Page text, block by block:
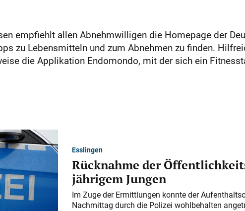
empfiehlt allen Abnehmwilligen die Homepage der
zu Lebensmitteln und zum Abnehmen zu finden.
die Applikation Endomondo, mit der sich ein
Esslingen
Rücknahme der
jährigem Jungen
Im Zuge der Ermittlungen konnte der
Nachmittag durch die Polizei wohlbehalten